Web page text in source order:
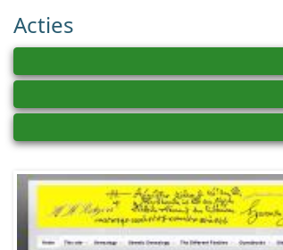
Acties